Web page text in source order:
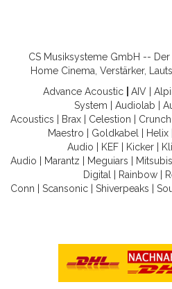
CS Musiksysteme GmbH -- Der
Home Cinema, Verstärker,
Advance Acoustic
AIV|
System
Audiolab
Acoustics
Brax Celestion Crunch
Maestro
Goldkabel Helix
Audio
KEF| Kicker|
Audio
Marantz Meguiars
Digital
Rainbow|
Conn
Scansonic Shiverpeaks